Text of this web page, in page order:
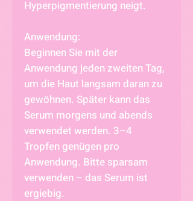
Hyperpigmentierung neigt.
Anwendung:
Beginnen Sie mit der
Anwendung jeden zweiten Tag,
um die Haut langsam daran zu
gewöhnen. Später kann das
Serum morgens und abends
verwendet werden. 3–4
Tropfen genügen pro
Anwendung. Bitte sparsam
verwenden – das Serum ist
ergiebig.